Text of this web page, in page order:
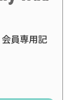
員専用記